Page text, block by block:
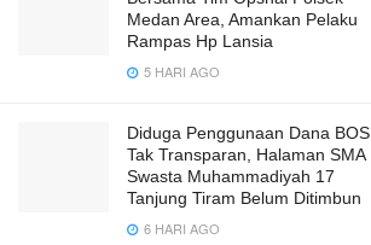
Medan Area, Amankan Pelaku
Rampas Hp Lansia
5 HARI AGO
Diduga Penggunaan Dana BOS
Tak Transparan, Halaman SMA
Swasta Muhammadiyah 17
Tanjung Tiram Belum Ditimbun
6 HARI AGO